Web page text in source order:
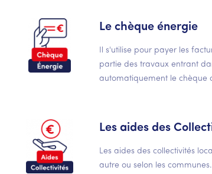
Le chèque énergie
Il s'utilise pour payer les
partie des travaux entrant
automatiquement le chèque
Les aides des
Les aides des collectivités
autre ou selon les